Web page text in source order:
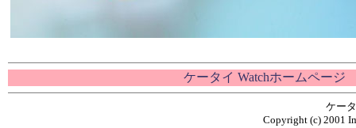
ケータイ Watchホームページ
ケー
Copyright (c) 2001